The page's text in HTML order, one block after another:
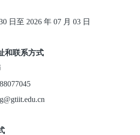
日至 2026 年 07 月 03 日
和联系方式